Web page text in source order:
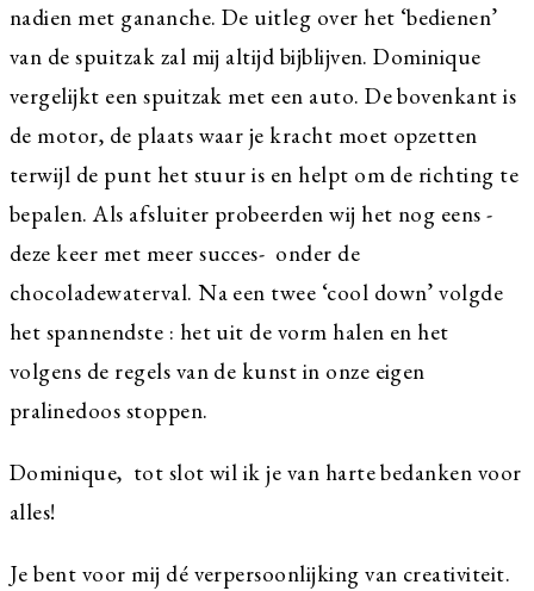
nadien met gananche. De uitleg over het ‘bedienen’
van de spuitzak zal mij altijd bijblijven. Dominique
vergelijkt een spuitzak met een auto. De bovenkant is
de motor, de plaats waar je kracht moet opzetten
terwijl de punt het stuur is en helpt om de richting te
bepalen. Als afsluiter probeerden wij het nog eens -
deze keer met meer succes- onder de
chocoladewaterval. Na een twee ‘cool down’ volgde
het spannendste : het uit de vorm halen en het
volgens de regels van de kunst in onze eigen
pralinedoos stoppen.
Dominique, tot slot wil ik je van harte bedanken voor
alles!
Je bent voor mij dé verpersoonlijking van creativiteit.